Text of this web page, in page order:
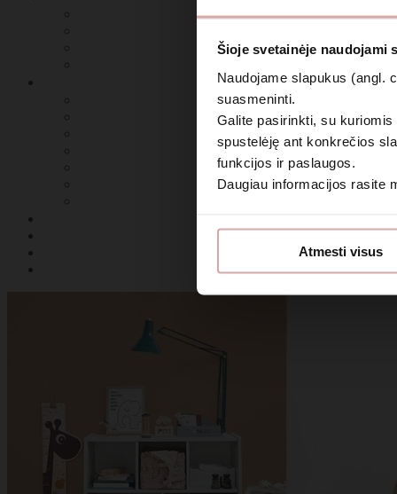
Šioje svetainėje naudojami
Naudojame slapukus (angl.
suasmeninti.
Galite pasirinkti, su
spustelėję ant konkrečios
funkcijos ir paslaugos.
Daugiau informacijos rasite
Atmesti visus
Daugiau